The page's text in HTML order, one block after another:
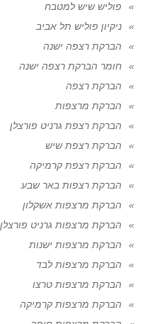
פוליש שיש למטבח
ניקיון פוליש תל אביב
הברקת רצפה ישנה
חומר הברקת רצפה ישנה
הברקת רצפה
הברקת מרצפות
הברקת רצפת גרניט פורצלן
הברקת רצפת שיש
הברקת רצפת קרמיקה
הברקת רצפות באר שבע
הברקת מרצפות אשקלון
הברקת מרצפות גרניט פורצלן
הברקת מרצפות ישנות
הברקת מרצפות לבד
הברקת מרצפות טרצו
הברקת מרצפות קרמיקה